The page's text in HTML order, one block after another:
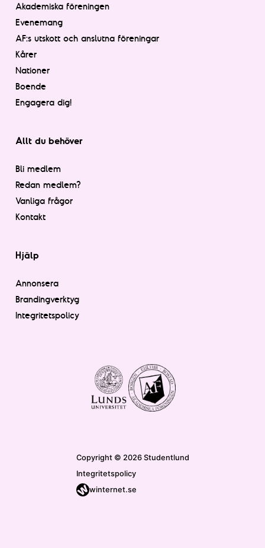
Akademiska föreningen
Evenemang
AF:s utskott och anslutna föreningar
Kårer
Nationer
Boende
Engagera dig!
Allt du behöver
Bli medlem
Redan medlem?
Vanliga frågor
Kontakt
Hjälp
Annonsera
Brandingverktyg
Integritetspolicy
Copyright © 2026 Studentlund
Integritetspolicy
winternet.se